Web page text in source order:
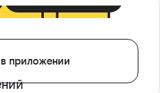
приложении